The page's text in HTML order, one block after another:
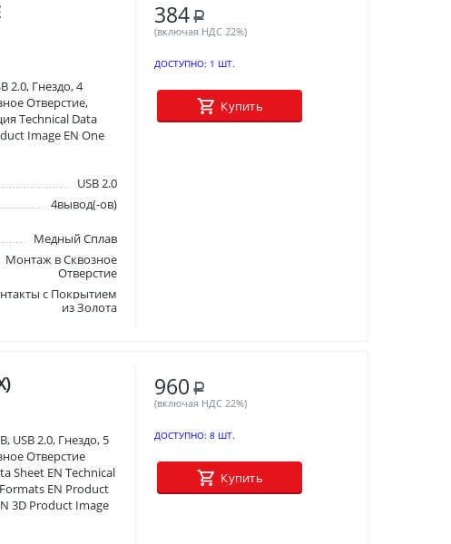
2.0, Гнездо, 4
Отверстие,
Technical Data
Image EN One
USB 2.0
4вывод(-ов)
Медный Сплав
Монтаж в Сквозное
Отверстие
с Покрытием
из Золота
384 Р
(включая НДС 22%)
ДОСТУПНО: 1 ШТ.
Купить
USB 2.0, Гнездо, 5
Отверстие
Sheet EN Technical
EN Product
3D Product Image
960 Р
(включая НДС 22%)
ДОСТУПНО: 8 ШТ.
Купить